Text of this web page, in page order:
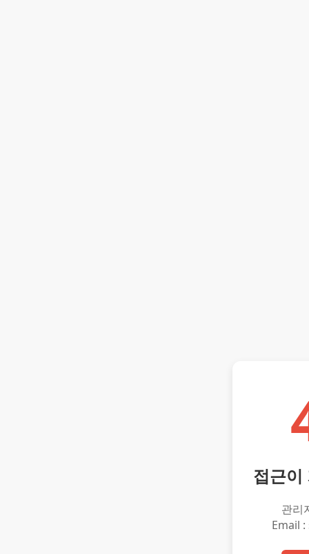
접근이
관리
Email